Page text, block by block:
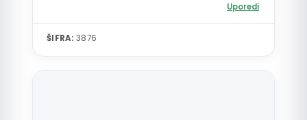
Uporedi
ŠIFRA: 3876